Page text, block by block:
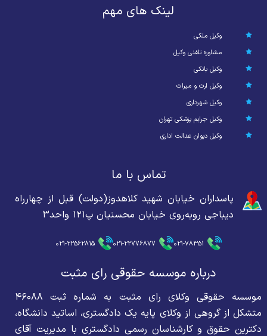
لینک های مهم
وکیل ملکی
مشاوره تلفنی وکیل
وکیل بانکی
وکیل ارث و میراث
وکیل شهرداری
وکیل جرایم پزشکی تهران
وکیل دیوان عدالت اداری
تماس با ما
پاسداران خیابان شهید کلاهدوز(دولت) قبل از چهارراه
دیباجی روبه‌روی خیابان محسنیان پ۱۲۱ واحد۳
021-78351
021-22776877
021-22562815
درباره موسسه حقوقی رای مثبت
موسسه حقوقی وکلای رای مثبت به شماره ثبت ۴۶۰۸۸
متشکل از گروهی از وکلای پایه یک دادگستری، اساتید دانشگاه،
دکترین حقوق و کارشناسان رسمی دادگستری با مدیریت آقای